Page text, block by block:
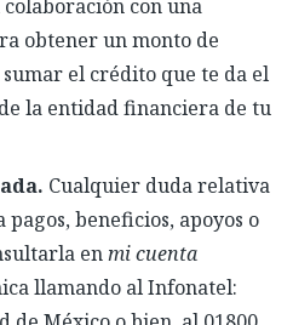
con una
obtener un monto de
el crédito que te da el
la entidad financiera de tu
Cualquier duda relativa
pagos, beneficios, apoyos o
enmi cuenta
llamando alInfonatel: